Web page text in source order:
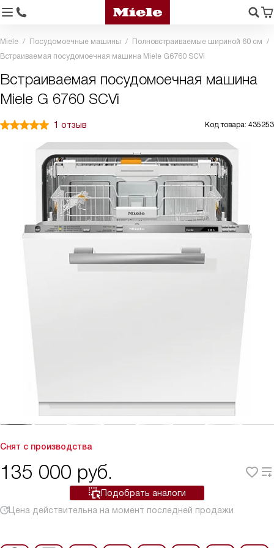
Miele Посудомоечные машины
Полновстраиваемые шириной 60 см
Встраиваемая посудомоечная машина Miele G6760 SCVi
Встраиваемая посудомоечная машина
Miele G 6760 SCVi
1 отзыв Код товара: 435253
Снят с производства
135 000 руб.
Подобрать аналоги
Цена действительна на момент последней продажи